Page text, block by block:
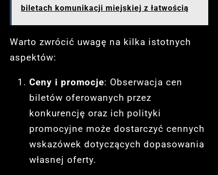
biletach komunikacji miejskiej z łatwością
Warto zwrócić uwagę na kilka istotnych
aspektów:
Ceny i promocje: Obserwacja cen
biletów oferowanych przez
konkurencję oraz ich polityki
promocyjne może dostarczyć cennych
wskazówek dotyczących dopasowania
własnej oferty.